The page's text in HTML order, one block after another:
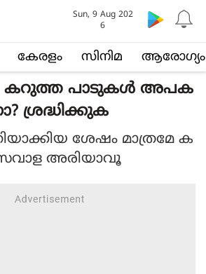
കേരളം സിനിമ ആരോഗ്യം
Sun, 9 Aug 202
6
കറുത്ത പാടുകൾ അപക
ശ്രദ്ധിക്കുക
ശേഷം മാത്രമേ ക
സവാള അരിയാവൂ